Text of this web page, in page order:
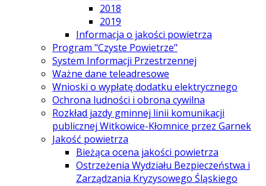
2018
2019
Informacja o jakości powietrza
Program "Czyste Powietrze"
System Informacji Przestrzennej
Ważne dane teleadresowe
Wnioski o wypłatę dodatku elektrycznego
Ochrona ludności i obrona cywilna
Rozkład jazdy gminnej linii komunikacji
publicznej Witkowice-Kłomnice przez Garnek
Jakość powietrza
Bieżąca ocena jakości powietrza
Ostrzeżenia Wydziału Bezpieczeństwa i
Zarządzania Kryzysowego Śląskiego